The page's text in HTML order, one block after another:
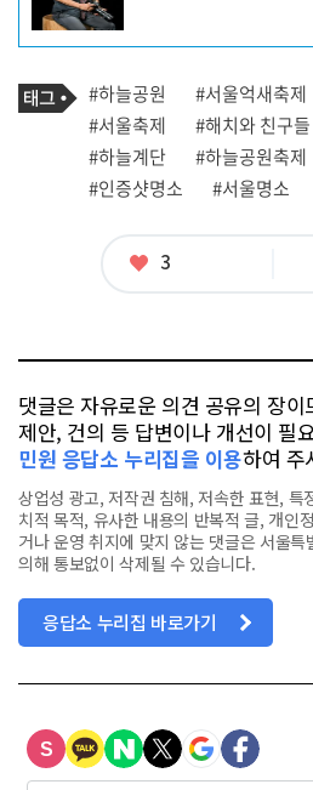
성
자
프
필 기
사
관
련
태
그
태
그
#하늘공원 #서울억새축제
#서울축제
#해치와 친구들
#하늘계단
#하늘공원축제
#인증샷명소
#서울명소
좋
3
댓글은 자유로운 의견 공유의 장
제안, 건의 등 답변이나 개선이 필
민원 응답소 누리집을 이용하여 주
상업성 광고, 저작권 침해, 저속한 표현, 특
치적 목적, 유사한 내용의 반복적 글, 개인
거나 운영 취지에 맞지 않는 댓글은 서울
의해 통보없이 삭제될 수 있습니다.
응답소 누리집 바로가기